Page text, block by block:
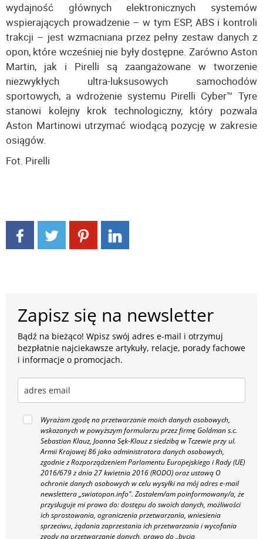
wydajność głównych elektronicznych systemów
wspierających prowadzenie – w tym ESP, ABS i kontroli
trakcji – jest wzmacniana przez pełny zestaw danych z
opon, które wcześniej nie były dostępne. Zarówno Aston
Martin, jak i Pirelli są zaangażowane w tworzenie
niezwykłych ultra-luksusowych samochodów
sportowych, a wdrożenie systemu Pirelli Cyber™ Tyre
stanowi kolejny krok technologiczny, który pozwala
Aston Martinowi utrzymać wiodącą pozycję w zakresie
osiągów.
Fot. Pirelli
Zapisz się na newsletter
Bądź na bieżąco! Wpisz swój adres e-mail i otrzymuj
bezpłatnie najciekawsze artykuły, relacje, porady fachowe
i informacje o promocjach.
Wyrażam zgodę na przetwarzanie moich danych osobowych,
wskazanych w powyższym formularzu przez firmę Goldman s.c.
Sebastian Klauz, Joanna Sęk-Klauz z siedzibą w Tczewie przy ul.
Armii Krajowej 86 jako administratora danych osobowych,
zgodnie z Rozporządzeniem Parlamentu Europejskiego i Rady (UE)
2016/679 z dnia 27 kwietnia 2016 (RODO) oraz ustawą O
ochronie danych osobowych w celu wysyłki na mój adres e-mail
newslettera „swiatopon.info". Zostałem/am poinformowany/a, że
przysługuje mi prawo do: dostępu do swoich danych, możliwości
ich sprostowania, ograniczenia przetwarzania, wniesienia
sprzeciwu, żądania zaprzestania ich przetwarzania i wycofania
zgody na przetwarzanie danych, prawo do „bycia